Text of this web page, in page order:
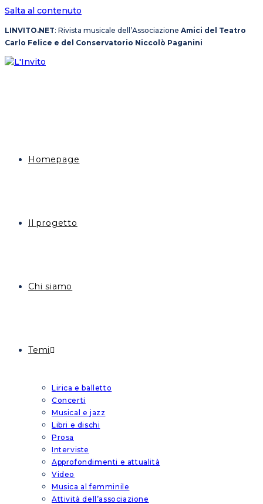
Salta al contenuto
LINVITO.NET: Rivista musicale dell’Associazione Amici del Teatro
Carlo Felice e del Conservatorio Niccolò Paganini
Homepage
Il progetto
Chi siamo
Temi
Lirica e balletto
Concerti
Musical e jazz
Libri e dischi
Prosa
Interviste
Approfondimenti e attualità
Video
Musica al femminile
Attività dell’associazione